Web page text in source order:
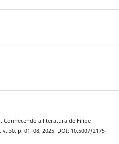
Conhecendo a literatura de Filipe
, v. 30, p. 01–08, 2025. DOI: 10.5007/2175-